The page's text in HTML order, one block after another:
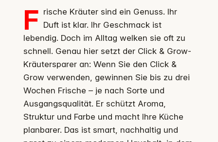
F rische Kräuter sind ein Genuss. Ihr
Duft ist klar. Ihr Geschmack ist
lebendig. Doch im Alltag welken sie oft zu
schnell. Genau hier setzt der Click & Grow-
Kräutersparer an: Wenn Sie den Click &
Grow verwenden, gewinnen Sie bis zu drei
Wochen Frische – je nach Sorte und
Ausgangsqualität. Er schützt Aroma,
Struktur und Farbe und macht Ihre Küche
planbarer. Das ist smart, nachhaltig und